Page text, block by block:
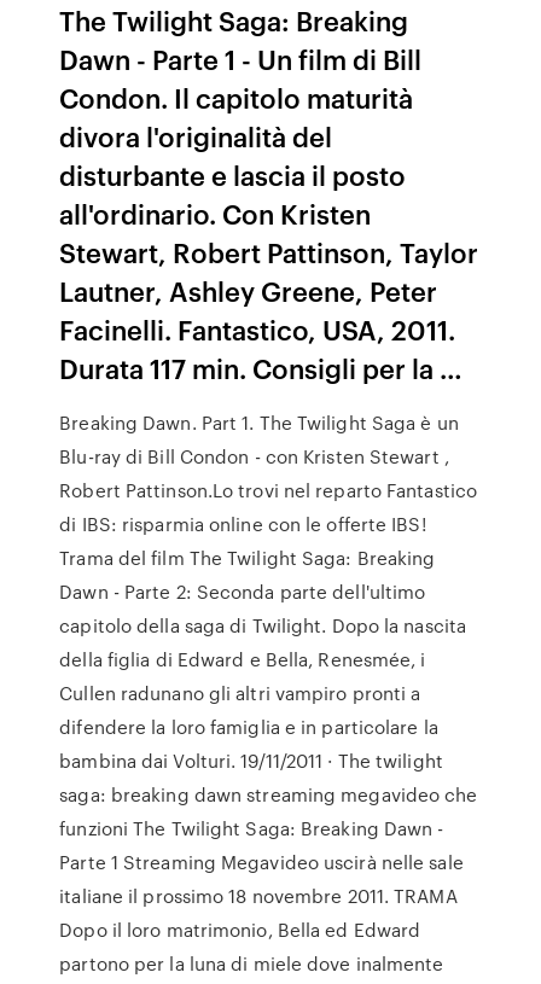
The Twilight Saga: Breaking
Dawn - Parte 1 - Un film di Bill
Condon. Il capitolo maturità
divora l'originalità del
disturbante e lascia il posto
all'ordinario. Con Kristen
Stewart, Robert Pattinson, Taylor
Lautner, Ashley Greene, Peter
Facinelli. Fantastico, USA, 2011.
Durata 117 min. Consigli per la …
Breaking Dawn. Part 1. The Twilight Saga è un
Blu-ray di Bill Condon - con Kristen Stewart ,
Robert Pattinson.Lo trovi nel reparto Fantastico
di IBS: risparmia online con le offerte IBS!
Trama del film The Twilight Saga: Breaking
Dawn - Parte 2: Seconda parte dell'ultimo
capitolo della saga di Twilight. Dopo la nascita
della figlia di Edward e Bella, Renesmée, i
Cullen radunano gli altri vampiro pronti a
difendere la loro famiglia e in particolare la
bambina dai Volturi. 19/11/2011 · The twilight
saga: breaking dawn streaming megavideo che
funzioni The Twilight Saga: Breaking Dawn -
Parte 1 Streaming Megavideo uscirà nelle sale
italiane il prossimo 18 novembre 2011. TRAMA
Dopo il loro matrimonio, Bella ed Edward
partono per la luna di miele dove inalmente